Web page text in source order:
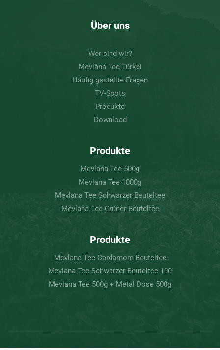
Über uns
Wer sind wir?
Mevlâna Tee Türkei
Häufig gestellte Fragen
TV-Spots
Produkte
Download
Produkte
Mevlana Tee 500g
Mevlana Tee 1000g
Mevlana Tee Schwarzer Beuteltee
Mevlana Tee Grüner Beuteltee
Produkte
Mevlana Tee Cardamom Beuteltee
Mevlana Tee Schwarzer Beuteltee 100
Mevlana Tee 500g + Metal Dose 500g